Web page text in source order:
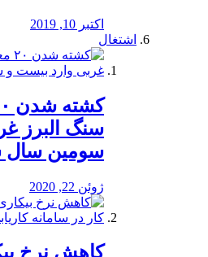
اکتبر 10, 2019
اشتغال
سنگ البرز
سومین سال
ژوئن 22, 2020